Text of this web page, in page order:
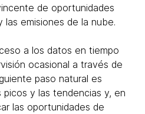
de oportunidades
emisiones de la nube.
a los datos en tiempo
ocasional a través de
paso natural es
picos y las tendencias y, en
las oportunidades de